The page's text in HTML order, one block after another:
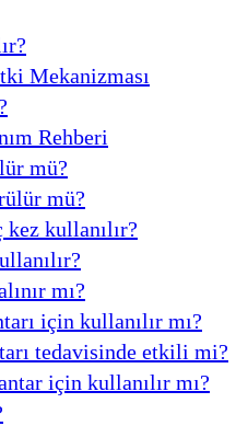
Mekanizması
Rehberi
mü?
mü?
kullanılır?
mı?
için kullanılır mı?
tedavisinde etkili mi?
için kullanılır mı?